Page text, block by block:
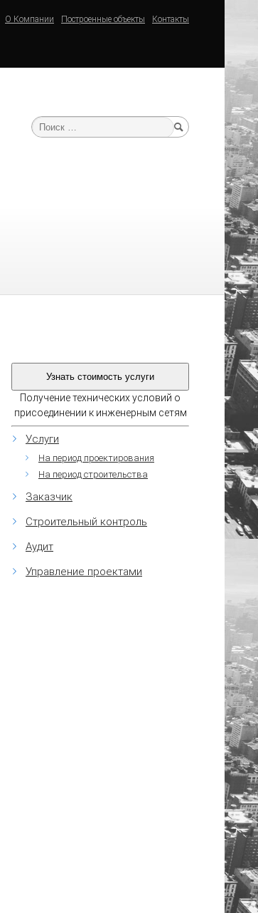
О Компании Построенные объекты Контакты
Получение технических условий о
присоединении к инженерным сетям
Услуги
На период проектирования
На период строительства
Заказчик
Строительный контроль
Аудит
Управление проектами